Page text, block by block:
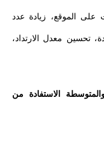
على الموقع، زيادة عدد
تحسين معدل الارتداد،
الاستفادة من